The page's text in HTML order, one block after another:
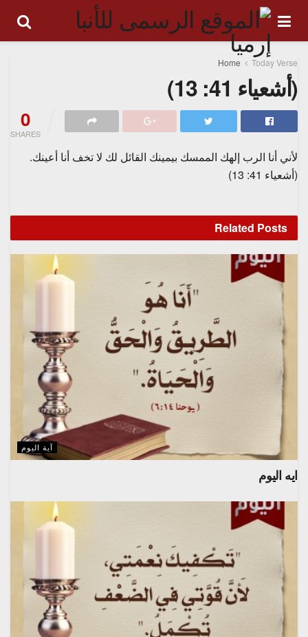
Home Today Verse
(أشعياء 41: 13)
0
SHARES
لأني أنا الرب إلهك الممسك بيمينك القائل لك لا تخف أنا أعينك.
(أشعياء 41: 13)
Related Posts
آية اليوم
ايه اليوم